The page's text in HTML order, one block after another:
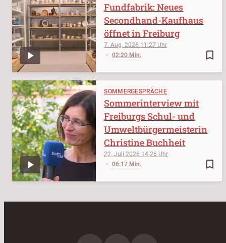
bookmark_border
7. Aug. 2026 11:27
02:20 Min.
Fundfabrik: Neues
Secondhand-Kaufhaus
öffnet in Freiburg
SOMMERGESPRÄCHE
bookmark_border
22. Juli 2026 14:26
06:17 Min.
Sommerinterview mit
Freiburgs Schul- und
Umweltbürgermeisterin
Christine Buchheit